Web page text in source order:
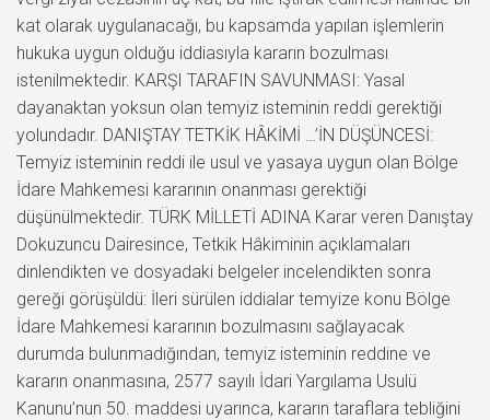
kat olarak uygulanacağı, bu kapsamda yapılan işlemlerin
hukuka uygun olduğu iddiasıyla kararın bozulması
istenilmektedir. KARŞI TARAFIN SAVUNMASI: Yasal
dayanaktan yoksun olan temyiz isteminin reddi gerektiği
yolundadır. DANIŞTAY TETKİK HÂKİMİ …’İN DÜŞÜNCESİ:
Temyiz isteminin reddi ile usul ve yasaya uygun olan Bölge
İdare Mahkemesi kararının onanması gerektiği
düşünülmektedir. TÜRK MİLLETİ ADINA Karar veren Danıştay
Dokuzuncu Dairesince, Tetkik Hâkiminin açıklamaları
dinlendikten ve dosyadaki belgeler incelendikten sonra
gereği görüşüldü: İleri sürülen iddialar temyize konu Bölge
İdare Mahkemesi kararının bozulmasını sağlayacak
durumda bulunmadığından, temyiz isteminin reddine ve
kararın onanmasına, 2577 sayılı İdari Yargılama Usulü
Kanunu’nun 50. maddesi uyarınca, kararın taraflara tebliğini